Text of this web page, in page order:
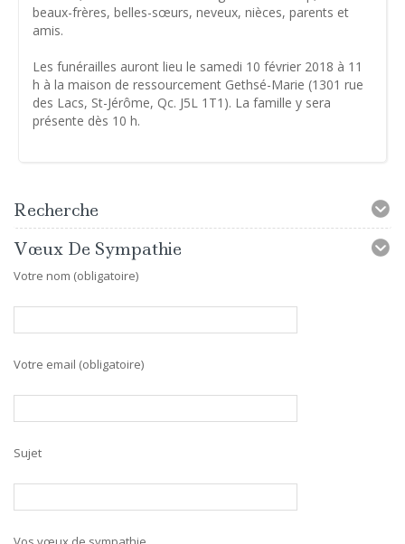
beaux-frères, belles-sœurs, neveux, nièces, parents et
amis.
Les funérailles auront lieu le samedi 10 février 2018 à 11
h à la maison de ressourcement Gethsé-Marie (1301 rue
des Lacs, St-Jérôme, Qc. J5L 1T1). La famille y sera
présente dès 10 h.
Recherche
Vœux De Sympathie
Votre nom (obligatoire)
Votre email (obligatoire)
Sujet